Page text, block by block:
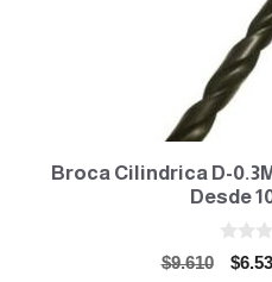
Broca Cilindrica D-
Desde
$9.610
El
$